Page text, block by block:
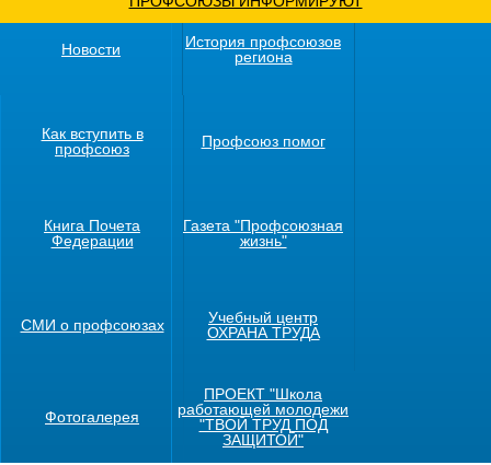
Новости
История профсоюзов
региона
Как вступить в
профсоюз
Профсоюз помог
Книга Почета
Федерации
Газета "Профсоюзная
жизнь"
СМИ о профсоюзах
Учебный центр
ОХРАНА ТРУДА
Фотогалерея
ПРОЕКТ "Школа
работающей молодежи
"ТВОЙ ТРУД ПОД
ЗАЩИТОЙ"